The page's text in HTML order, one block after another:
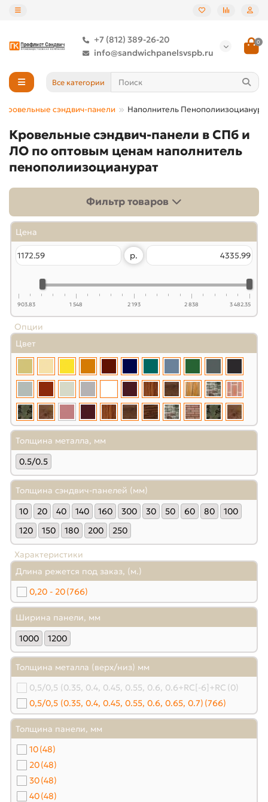
+7 (812) 389-26-20
info@sandwichpanelsvspb.ru
0
Все категории
Кровельные сэндвич-панели Наполнитель
Кровельные сэндвич-панели в СПб и
ЛО по оптовым ценам наполнитель
пенополиизоцианурат
Фильтр товаров
Цена
р.
903.83 1 548 2 193 2 838 3 482.35
Опции
Цвет
Толщина металла, мм
0.5/0.5
Толщина сэндвич-панелей (мм)
10
20 40 140 160 300 30 50 60 80
100
120
150 180 200 250
Характеристики
Длина режется под заказ, (м.)
0,20 - 20(766)
Ширина панели, мм
1000
1200
Толщина металла (верх/низ) мм
0,5/0,5 (0.35, 0.4, 0.45, 0.55, 0.6, 0.6+RC[-6]+RC (0)
0,5/0,5 (0.35, 0.4, 0.45, 0.55, 0.6, 0.65, 0.7) (766)
Толщина панели, мм
10(48)
20(48)
30(48)
40(48)